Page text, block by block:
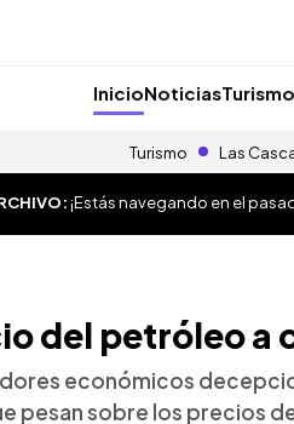
InicioNoticiasTurismo
Turismo Las
¡Estás navegando en el
del petróleo a
económicos
pesan sobre los precios